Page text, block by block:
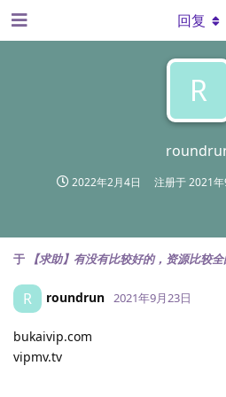
R
2022年2月4日 注册于2021
回复
于 【求助】有没有比较好的，资源比较
R roundrun 2021年9月23日
bukaivip.com
vipmv.tv